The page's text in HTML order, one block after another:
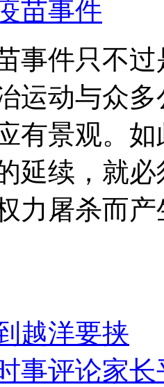
苗事件
事件只不
运动与众
有景观。
延续，就
力屠杀而
越洋要挟
评论家长